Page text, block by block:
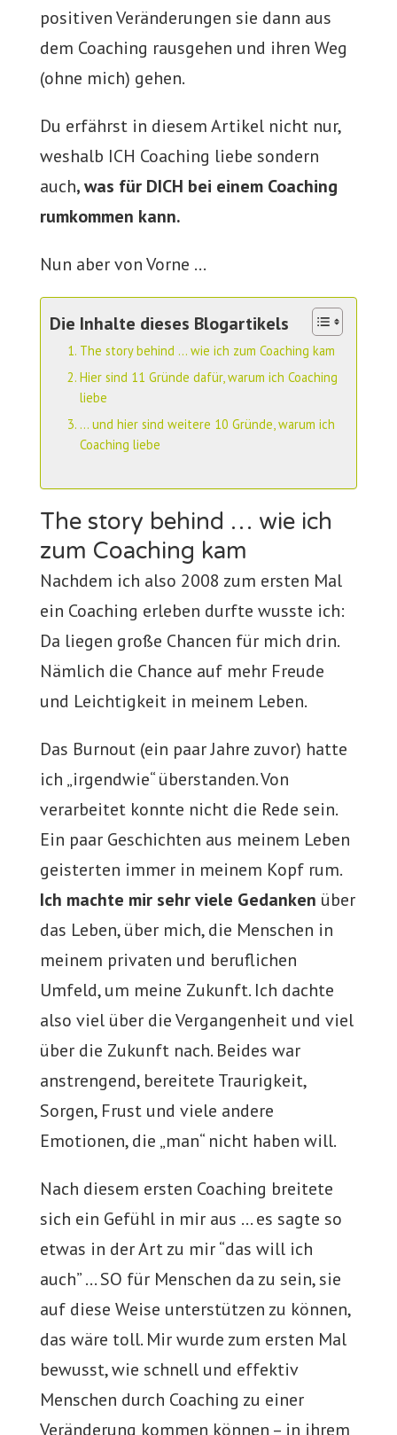
positiven Veränderungen sie dann aus
dem Coaching rausgehen und ihren Weg
(ohne mich) gehen.
Du erfährst in diesem Artikel nicht nur,
weshalb ICH Coaching liebe sondern
auch, was für DICH bei einem Coaching
rumkommen kann.
Nun aber von Vorne …
Die Inhalte dieses Blogartikels
The story behind … wie ich zum Coaching kam
Hier sind 11 Gründe dafür, warum ich Coaching
liebe
… und hier sind weitere 10 Gründe, warum ich
Coaching liebe
The story behind … wie ich
zum Coaching kam
Nachdem ich also 2008 zum ersten Mal
ein Coaching erleben durfte wusste ich:
Da liegen große Chancen für mich drin.
Nämlich die Chance auf mehr Freude
und Leichtigkeit in meinem Leben.
Das Burnout (ein paar Jahre zuvor) hatte
ich „irgendwie“ überstanden. Von
verarbeitet konnte nicht die Rede sein.
Ein paar Geschichten aus meinem Leben
geisterten immer in meinem Kopf rum.
Ich machte mir sehr viele Gedanken über
das Leben, über mich, die Menschen in
meinem privaten und beruflichen
Umfeld, um meine Zukunft. Ich dachte
also viel über die Vergangenheit und viel
über die Zukunft nach. Beides war
anstrengend, bereitete Traurigkeit,
Sorgen, Frust und viele andere
Emotionen, die „man“ nicht haben will.
Nach diesem ersten Coaching breitete
sich ein Gefühl in mir aus … es sagte so
etwas in der Art zu mir “das will ich
auch” … SO für Menschen da zu sein, sie
auf diese Weise unterstützen zu können,
das wäre toll. Mir wurde zum ersten Mal
bewusst, wie schnell und effektiv
Menschen durch Coaching zu einer
Veränderung kommen können – in ihrem